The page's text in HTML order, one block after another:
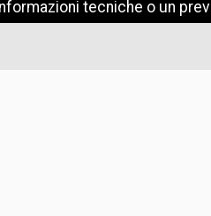
tecniche o un